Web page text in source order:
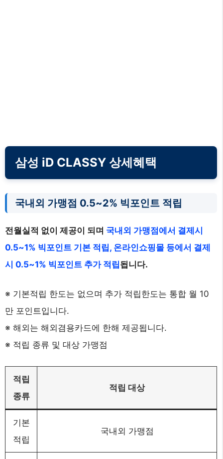
삼성 iD CLASSY 상세혜택
국내외 가맹점 0.5~2% 빅포인트 적립
전월실적 없이 제공이 되며 국내외 가맹점에서 결제시
0.5~1% 빅포인트 기본 적립, 온라인쇼핑몰 등에서 결제
시 0.5~1% 빅포인트 추가 적립됩니다.
※ 기본적립 한도는 없으며 추가 적립한도는 통합 월 10
만 포인트입니다.
※ 해외는 해외겸용카드에 한해 제공됩니다.
※ 적립 종류 및 대상 가맹점
적립
종류
적립 대상
기본
적립
국내외 가맹점